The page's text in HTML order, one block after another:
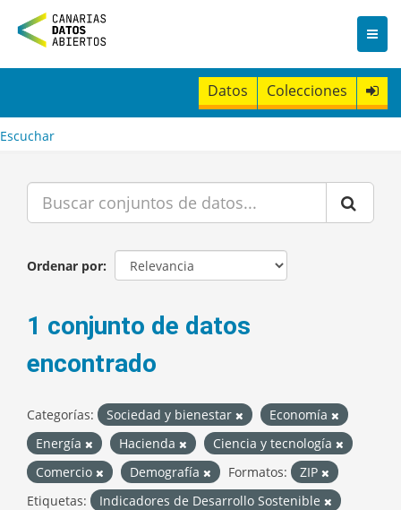
n
t
Datos Colecciones
Escuchar
Ordenar por
1 conjunto de datos
encontrado
Categorías: Sociedad y bienestar
Economía
Energía
Hacienda
Ciencia y tecnología
Comercio
Demografía Formatos:
ZIP
Etiquetas:
Indicadores de Desarrollo Sostenible